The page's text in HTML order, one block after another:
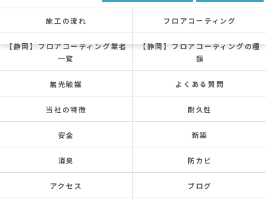
施工の流れ フロアコーティング
【静岡】フロアコーティング業者
一覧
【静岡】フロアコーティングの種
類
無光触媒 よくある質問
当社の特徴 耐久性
安全 新築
消臭 防カビ
アクセス ブログ